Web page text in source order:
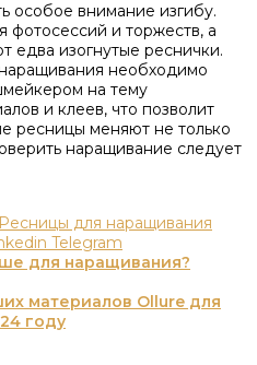
особое внимание изгибу.
и торжеств, а
едва изогнутые реснички.
необходимо
на тему
и клеев, что позволит
ресницы меняют не только
наращивание следует
Ресницы для наращивания
Telegram
для наращивания?
материалов Ollure для
году